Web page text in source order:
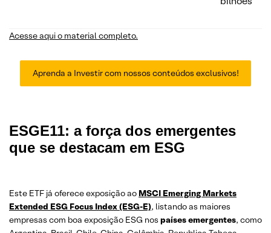
Acesse aqui o material completo.
Aprenda a Investir com nossos conteúdos exclusivos!
ESGE11: a força dos emergentes
que se destacam em ESG
Este ETF já oferece exposição ao MSCI Emerging Markets
Extended ESG Focus Index (ESG-E), listando as maiores
empresas com boa exposição ESG nos países emergentes, como